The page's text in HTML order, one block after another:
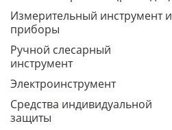
Измерительный инструмент и
приборы
Ручной слесарный
инструмент
Электроинструмент
Средства индивидуальной
защиты